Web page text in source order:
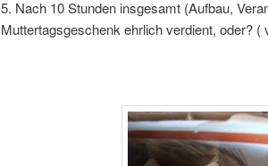
5. Nach 10 Stunden insgesamt (Aufbau,
Muttertagsgeschenk ehrlich verdient, oder? (